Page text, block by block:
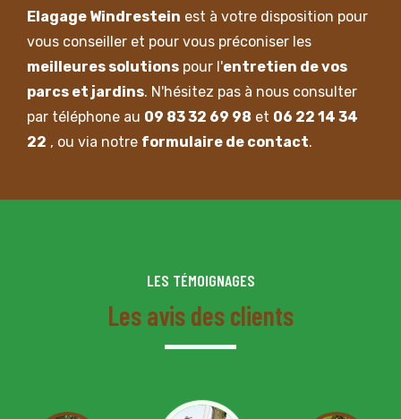
Elagage Windrestein est à votre disposition pour
vous conseiller et pour vous préconiser les
meilleures solutions pour l'entretien de vos
parcs et jardins. N'hésitez pas à nous consulter
par téléphone au 09 83 32 69 98 et 06 22 14 34
22 , ou via notre formulaire de contact.
LES TÉMOIGNAGES
Les avis des clients
je ne savais plus quoi faire. Sur les conseils de